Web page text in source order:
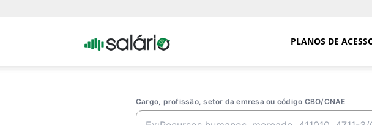
Portal PLANOS DE
Cargo, profissão, setor da emresa ou código CBO/CNAE